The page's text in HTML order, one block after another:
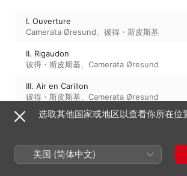
I. Ouverture
Camerata Øresund、 彼得・斯皮斯基
II. Rigaudon
彼得・斯皮斯基、 Camerata Øresund
III. Air en Carillon
彼得・斯皮斯基、 Camerata Øresund
IV. Menuet I & II
V. Chiacona
Camerata Øresund、彼得・斯皮斯基
选取其他国家或地区以查看你所在位
美国 (简体中文)